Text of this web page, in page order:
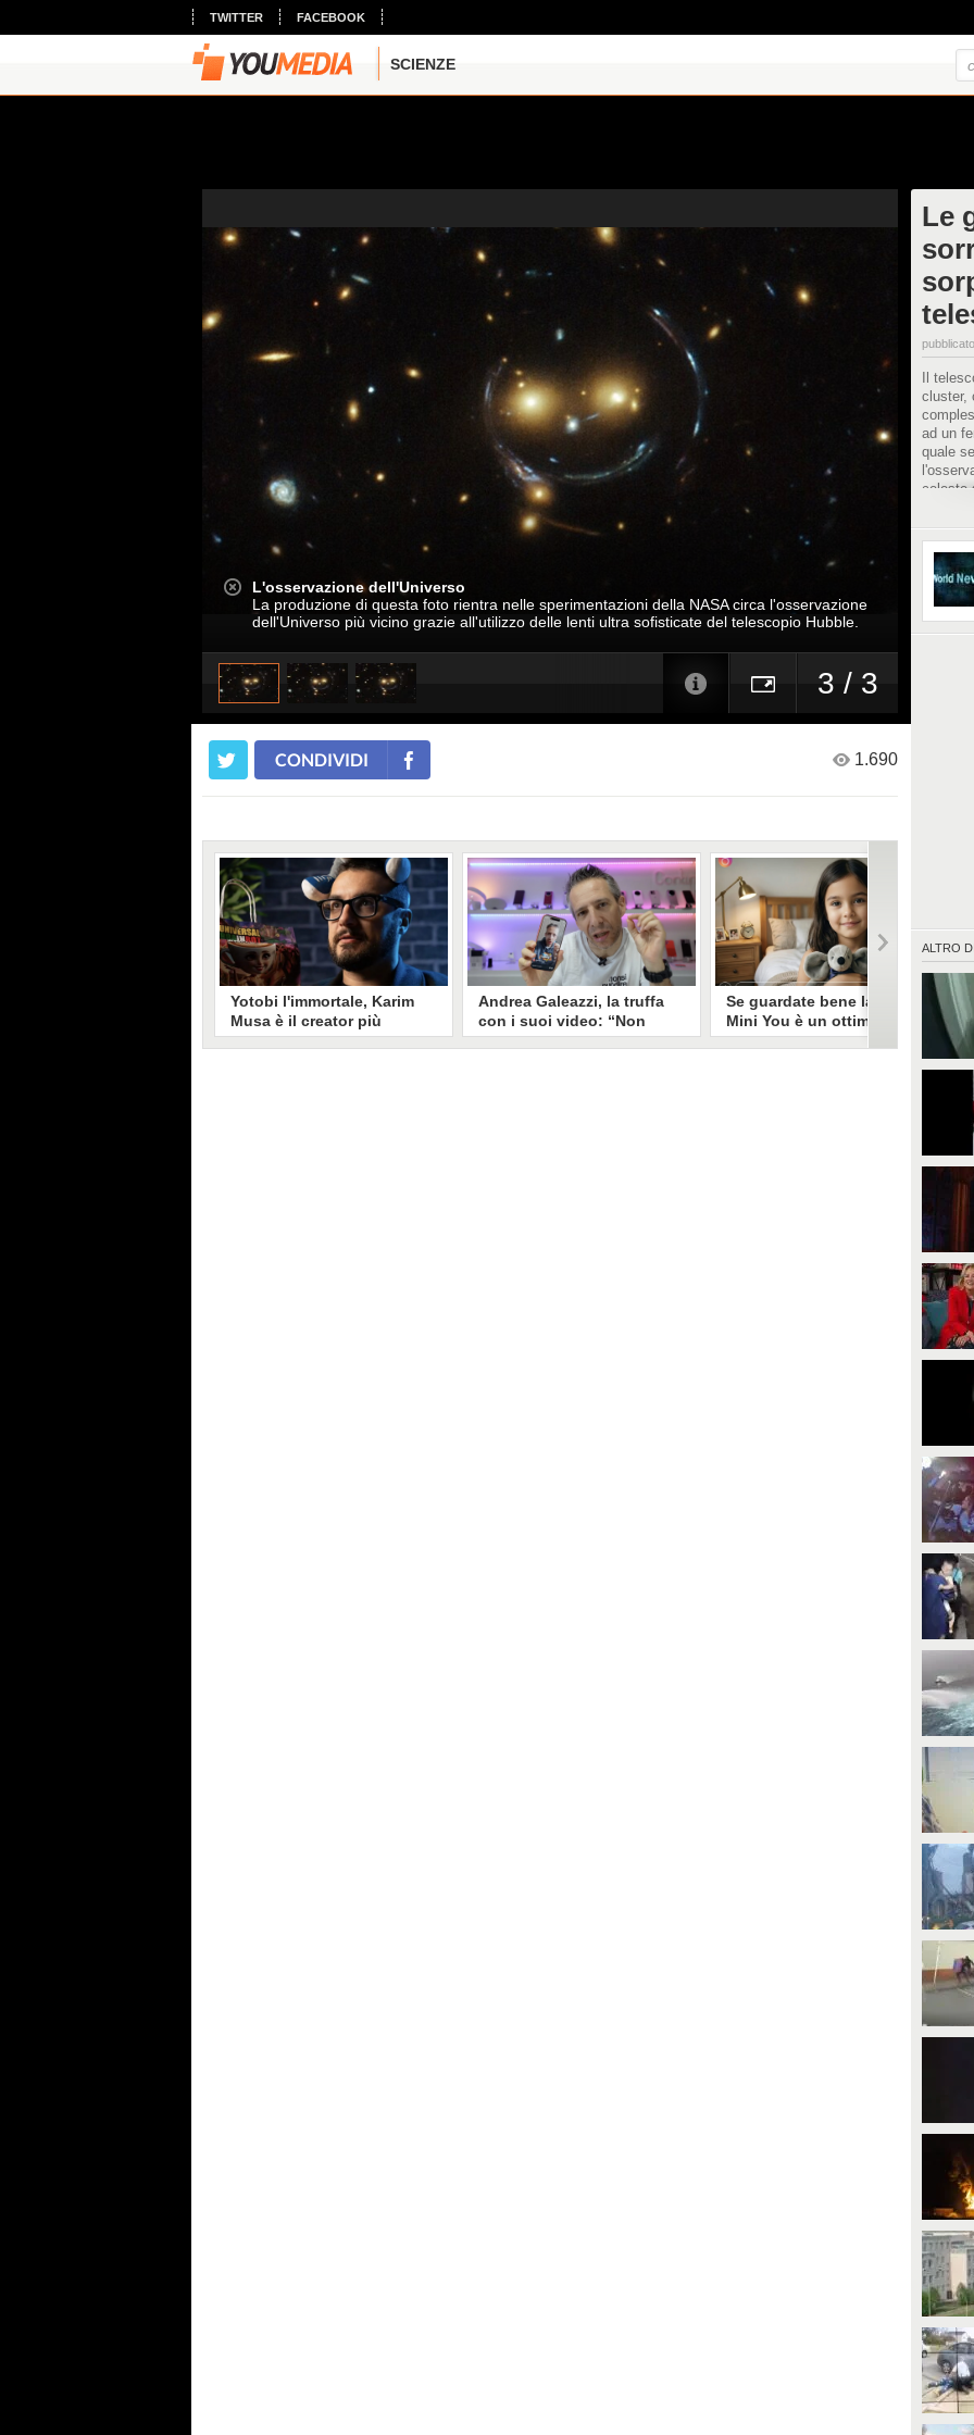
TWITTER FACEBOOK
SCIENZE
L'osservazione dell'Universo
La produzione di questa foto rientra nelle sperimentazioni della NASA circa l'osservazione
dell'Universo più vicino grazie all'utilizzo delle lenti ultra sofisticate del telescopio Hubble.
3 / 3
Le
Il
cluster,
ad un
quale
celeste
Fonte
ALTRO DI
CONDIVIDI 1.690
Yotobi l'immortale, Karim
Musa è il creator più
longevo in Italia: il suo
Andrea Galeazzi, la truffa
con i suoi video: “Non
sono io quello. Mi hanno
Se guardate bene la foto
Mini You è un ottimo modo
per regalare i dati
generativa. Si stimano 40 milioni
essere "preda" di voraci algoritmi